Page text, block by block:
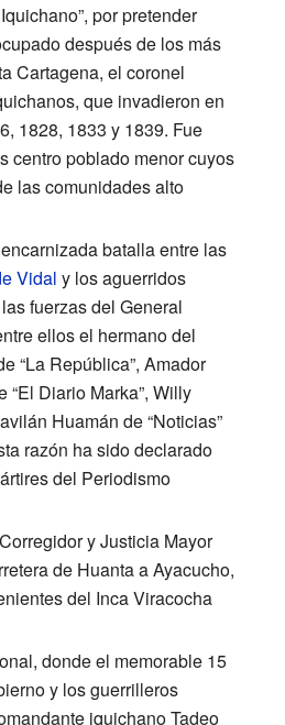
por pretender
después de los más
Cartagena, el coronel
que invadieron en
1828, 1833 y 1839. Fue
centro poblado menor cuyos
las comunidades alto
batalla entre las
Vidal y los aguerridos
fuerzas del General
ellos el hermano del
“La República”, Amador
Diario Marka”, Willy
Huamán de “Noticias”
razón ha sido declarado
del Periodismo
y Justicia Mayor
de Huanta a Ayacucho,
del Inca Viracocha
donde el memorable 15
y los guerrilleros
iquichano Tadeo